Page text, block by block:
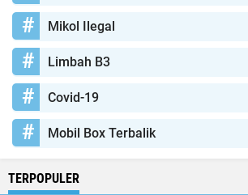
Mikol Ilegal
Limbah B3
Covid-19
Mobil Box Terbalik
TERPOPULER